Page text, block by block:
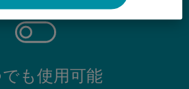
も使用可能